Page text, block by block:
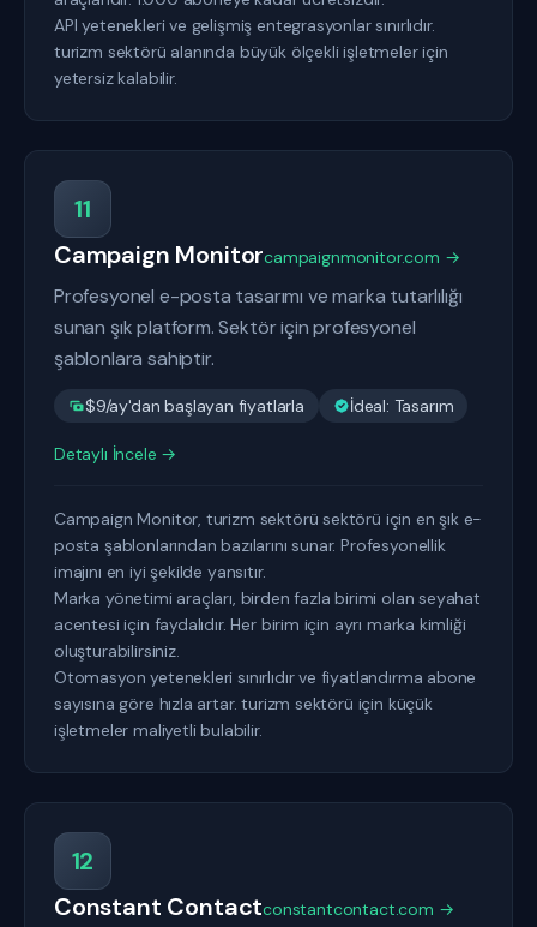
API yetenekleri ve gelişmiş entegrasyonlar sınırlıdır.
turizm sektörü alanında büyük ölçekli işletmeler için
yetersiz kalabilir.
11
Campaign Monitorcampaignmonitor.com →
Profesyonel e-posta tasarımı ve marka tutarlılığı
sunan şık platform. Sektör için profesyonel
şablonlara sahiptir.
$9/ay'dan başlayan fiyatlarla İdeal: Tasarım
Detaylı İncele →
Campaign Monitor, turizm sektörü sektörü için en şık e-
posta şablonlarından bazılarını sunar. Profesyonellik
imajını en iyi şekilde yansıtır.
Marka yönetimi araçları, birden fazla birimi olan seyahat
acentesi için faydalıdır. Her birim için ayrı marka kimliği
oluşturabilirsiniz.
Otomasyon yetenekleri sınırlıdır ve fiyatlandırma abone
sayısına göre hızla artar. turizm sektörü için küçük
işletmeler maliyetli bulabilir.
12
Constant Contactconstantcontact.com →